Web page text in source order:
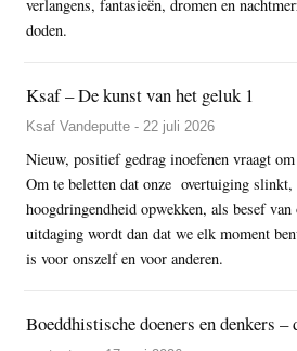
verlangens, fantasieën, dromen en
doden.
Ksaf – De kunst van het geluk 1
Ksaf Vandeputte - 22 juli 2026
Nieuw, positief gedrag inoefenen vraagt
Om te beletten dat onze overtuiging slinkt,
hoogdringendheid opwekken, als besef
uitdaging wordt dan dat we elk moment
is voor onszelf en voor anderen.
Boeddhistische doeners en denkers –